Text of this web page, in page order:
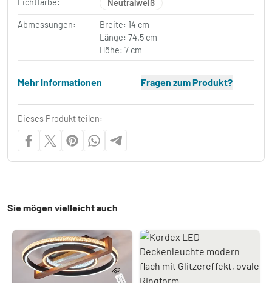
Lichtfarbe: Neutralweiß
Abmessungen:
Breite: 14 cm
Länge: 74.5 cm
Höhe: 7 cm
Mehr Informationen Fragen zum Produkt?
Dieses Produkt teilen:
Sie mögen vielleicht auch